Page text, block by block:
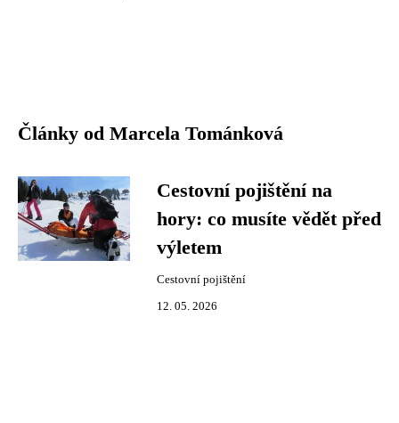
Články od Marcela Tománková
Cestovní pojištění na
hory: co musíte vědět před
výletem
Cestovní pojištění
12. 05. 2026